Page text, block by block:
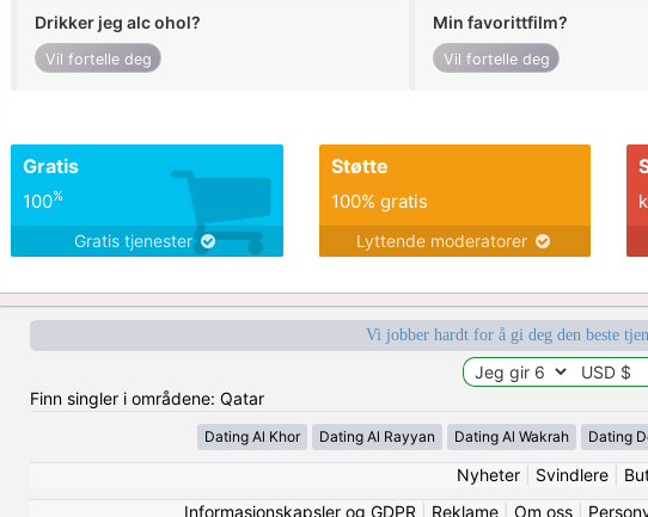
Drikker jeg alc ohol?
Vil fortelle deg
Min favorittfilm?
Vil fortelle deg
Gratis
100%
Gratis tjenester
Støtte
100% gratis
Lyttende moderatorer
Vi jobber hardt for å gi deg den beste
Finn singler i områdene: Qatar
Dating Al Khor Dating Al Rayyan Dating Al Wakrah Dating
Nyheter| Svindlere|
Informasjonskapsler og GDPR
Reklame| Om oss|